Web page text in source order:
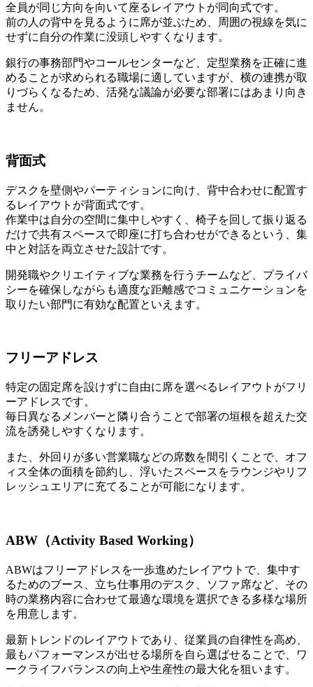
全員が同じ方向を向いて座るレイアウトが同向式です。
前の人の背中を見るように席が並ぶため、周囲の視線を気に
せずに自分の作業に没頭しやすくなります。
銀行の事務部門やコールセンターなど、定型業務を正確に進
めることが求められる職場に適していますが、横の連携が取
りづらくなるため、活発な議論が必要な部署にはあまり向き
ません。
背面式
デスクを壁側やパーティションに向け、背中合わせに配置す
るレイアウトが背面式です。
作業中は自分の空間に集中しやすく、椅子を回して振り返る
だけで共有スペースで即座に打ち合わせができるという、集
中と対話を両立させた設計です。
開発職やクリエイティブな業務を行うチームなど、プライバ
シーを確保しながらも適度な距離感でコミュニケーションを
取りたい部門に有効な配置といえます。
フリーアドレス
特定の固定席を設けずに自由に席を選べるレイアウトがフリ
ーアドレスです。
毎日異なるメンバーと隣り合うことで部署の垣根を超えた交
流を誘発しやすくなります。
また、外回りが多い営業職などの席数を間引くことで、オフ
ィス全体の面積を節約し、浮いたスペースをラウンジやリフ
レッシュエリアに充てることが可能になります。
ABW（Activity Based Working）
ABWはフリーアドレスを一歩進めたレイアウトで、集中す
るためのブース、立ち仕事用のデスク、ソファ席など、その
時の業務内容に合わせて最適な環境を選択できる多様な場所
を用意します。
最新トレンドのレイアウトであり、 従業員の自律性を高め、
最もパフォーマンスが出せる場所を自ら選ばせることで、ワ
ークライフバランスの向上や生産性の最大化を狙います。